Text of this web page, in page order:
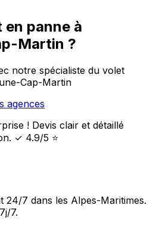
panne à
Martin ?
notre spécialiste du volet
Cap-Martin
agences
! Devis clair et détaillé
✓ 4.9/5 ⭐
24/7 dans les Alpes-Maritimes.
7.